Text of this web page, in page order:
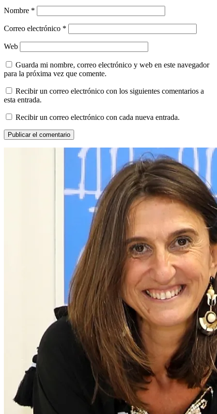
Nombre *
Correo electrónico *
Web
Guarda mi nombre, correo electrónico y web en este navegador
para la próxima vez que comente.
Recibir un correo electrónico con los siguientes comentarios a
esta entrada.
Recibir un correo electrónico con cada nueva entrada.